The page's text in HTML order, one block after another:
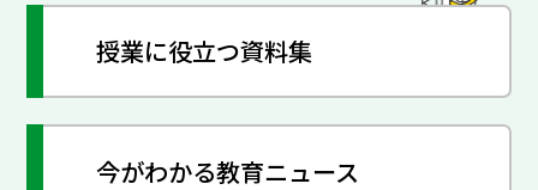
授業に役立つ資料集
今がわかる教育ニュース